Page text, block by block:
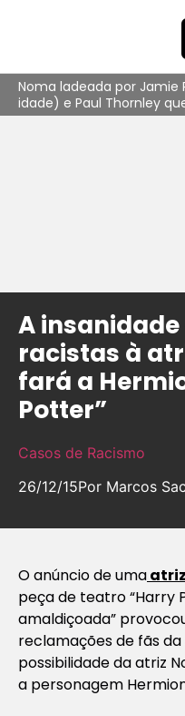
Noma ladeada por Jamie
idade) e Paul Thornley
A
racistas à
fará a
Potter”
Casos de Racismo
26/12/15Por Marcos
O anúncio de uma
peça de teatro “Harry
amaldiçoada”
reclamações de fãs
possibilidade da atriz
a personagem